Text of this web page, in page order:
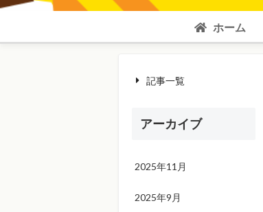
ホーム
記事一覧
アーカイブ
2025年11月
2025年9月